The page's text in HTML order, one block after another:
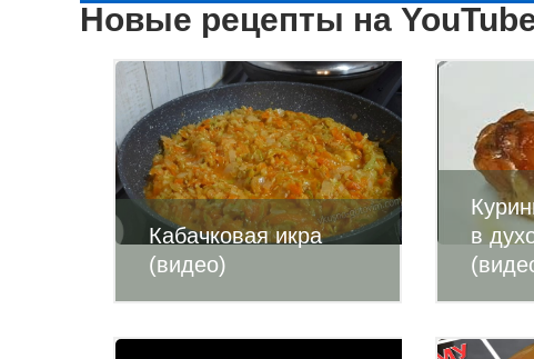
Новые рецепты на
Кабачковая икра
(видео)
в